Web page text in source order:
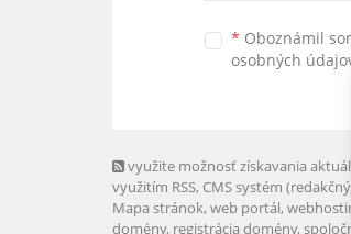
* Oboznámil
osobných
využite možnosť získavania
využitím RSS, CMS systém
Mapa stránok, web portál,
domény, registrácia domény,